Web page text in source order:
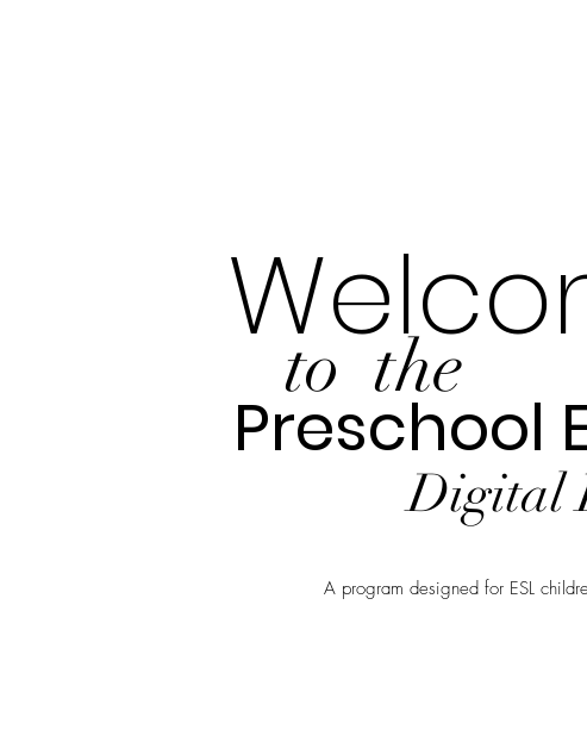
to the
A program designed for ESL
Preschool
Digital